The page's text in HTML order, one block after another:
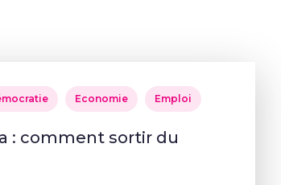
Economie Emploi
: comment sortir du